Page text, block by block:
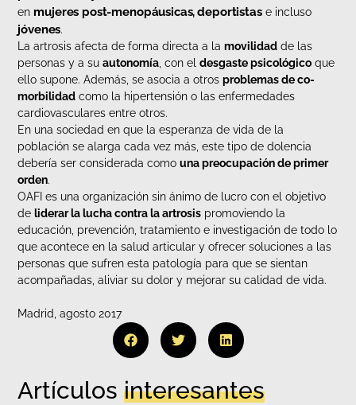
en mujeres post-menopáusicas,deportistase incluso
jóvenes.
La artrosis afecta de forma directa a lamovilidad de las
personas y a suautonomía , con eldesgaste psicológico que
ello supone. Además, se asocia a otrosproblemas de co-
morbilidad como la hipertensión o las enfermedades
cardiovasculares entre otros.
En una sociedad en que la esperanza de vida de la
población se alarga cada vez más, este tipo de dolencia
debería ser considerada comouna preocupación de primer
orden.
OAFI es una organización sin ánimo de lucro con el objetivo
de liderar la lucha contra la artrosis promoviendo la
educación, prevención, tratamiento e investigación de todo lo
que acontece en la salud articular y ofrecer soluciones a las
personas que sufren esta patología para que se sientan
acompañadas, aliviar su dolor y mejorar su calidad de vida.
Madrid, agosto 2017
Artículosinteresantes